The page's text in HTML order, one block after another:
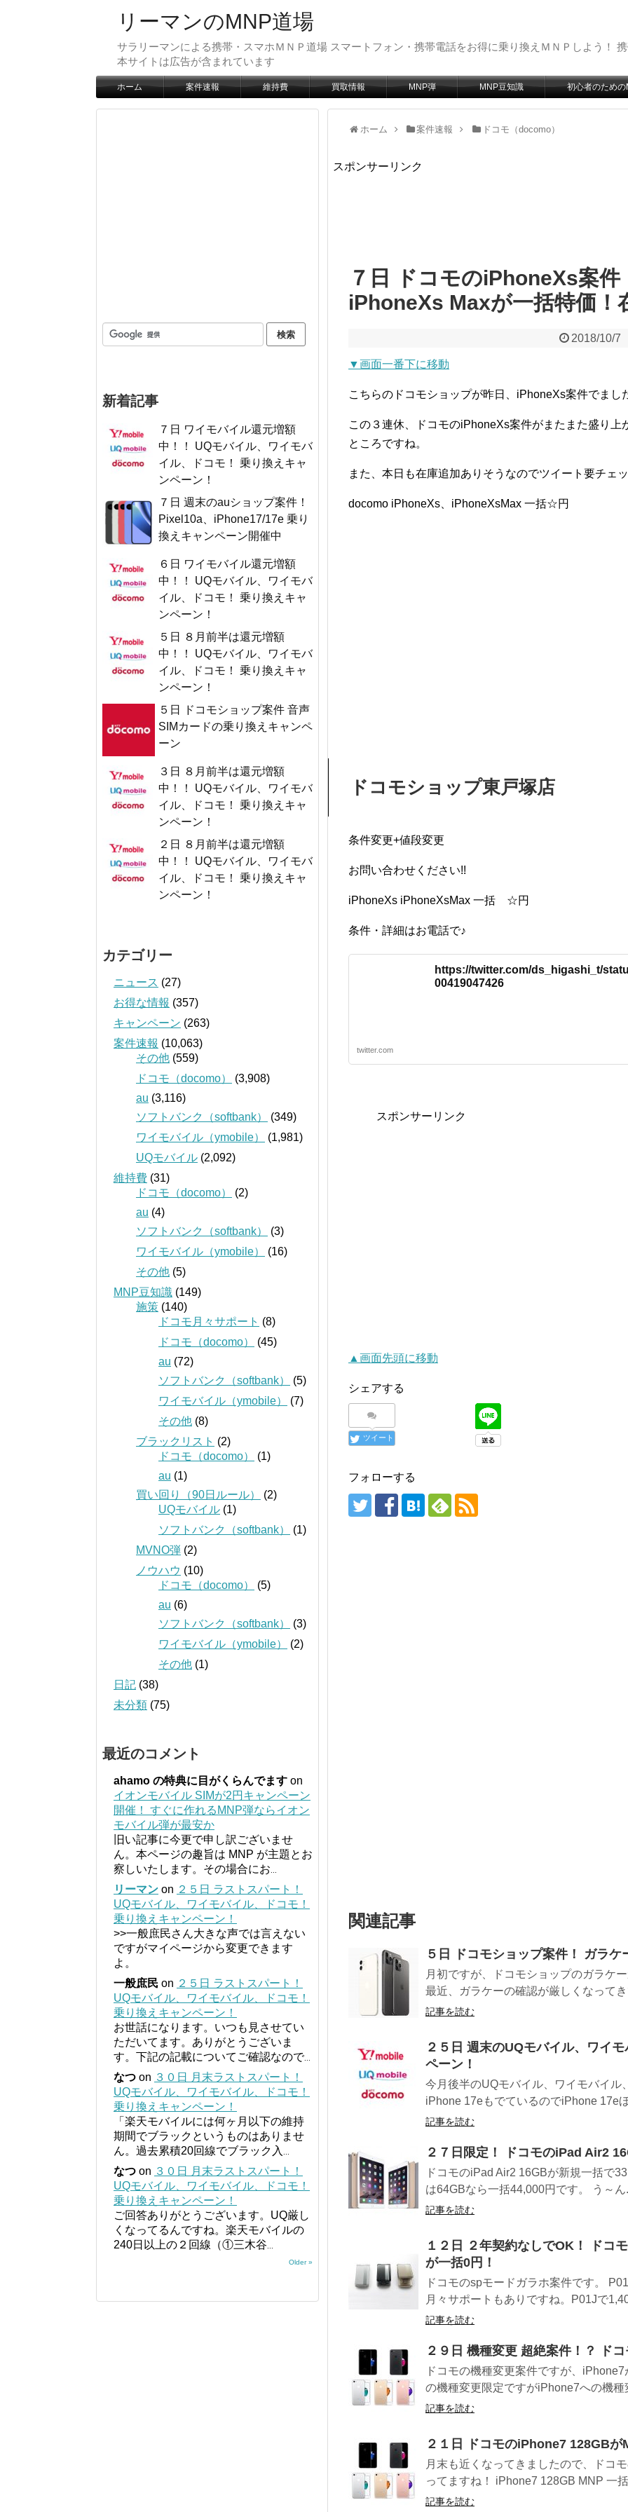
リーマンのMNP道場
サラリーマンによる携帯・スマホＭＮＰ道場 スマートフォン・携帯電話をお得に乗り換えＭＮＰしよう！
本サイトは広告が含まれています
ホーム 案件速報 維持費 買取情報 MNP弾 MNP豆知識 初心者のための
ホーム 案件速報 ドコモ（docomo）
スポンサーリンク
７日 ドコモのiPhoneXs案
iPhoneXs Maxが一括特価！
2018/10/7
▼画面一番下に移動
こちらのドコモショップが昨日、iPhoneXs案件でま
この３連休、ドコモのiPhoneXs案件がまたまた盛り
ところですね。
また、本日も在庫追加ありそうなのでツイート要チェ
docomo iPhoneXs、iPhoneXsMax 一括☆円
ドコモショップ東戸塚店
条件変更+値段変更
お問い合わせください!!
iPhoneXs iPhoneXsMax 一括 ☆円
条件・詳細はお電話で♪
https://twitter.com/ds_higashi_t/
00419047426
twitter.com
スポンサーリンク
▲画面先頭に移動
シェアする
ツイート
フォローする
関連記事
５日 ドコモショップ案件！ ガラ
月初ですが、ドコモショップのガラケ
最近、ガラケーの確認が厳しくなって
記事を読む
２５日 週末のUQモバイル、ワイ
ペーン！
今月後半のUQモバイル、ワイモバイ
iPhone 17eもでているのでiPhone 17e
記事を読む
２７日限定！ ドコモのiPad Air2
ドコモのiPad Air2 16GBが新規一括で
は64GBなら一括44,000円です。 う～ん
記事を読む
１２日 ２年契約なしでOK！ ドコ
が一括0円！
ドコモのspモードガラホ案件です。
月々サポートもありですね。P01Jで
記事を読む
２９日 機種変更 超絶案件！？ ド
ドコモの機種変更案件ですが、
の機種変更限定ですがiPhone7への機
記事を読む
２１日 ドコモのiPhone7 128GB
月末も近くなってきましたので、ドコ
ってますね！ iPhone7 128GB MNP 一
記事を読む
新着記事
７日 ワイモバイル還元増額
中！！ UQモバイル、ワイモバ
イル、ドコモ！ 乗り換えキャ
ンペーン！
７日 週末のauショップ案件！
Pixel10a、iPhone17/17e 乗り
換えキャンペーン開催中
６日 ワイモバイル還元増額
中！！ UQモバイル、ワイモバ
イル、ドコモ！ 乗り換えキャ
ンペーン！
５日 ８月前半は還元増額
中！！ UQモバイル、ワイモバ
イル、ドコモ！ 乗り換えキャ
ンペーン！
５日 ドコモショップ案件 音声
SIMカードの乗り換えキャンペ
ーン
３日 ８月前半は還元増額
中！！ UQモバイル、ワイモバ
イル、ドコモ！ 乗り換えキャ
ンペーン！
２日 ８月前半は還元増額
中！！ UQモバイル、ワイモバ
イル、ドコモ！ 乗り換えキャ
ンペーン！
カテゴリー
ニュース (27)
お得な情報 (357)
キャンペーン (263)
案件速報 (10,063)
その他 (559)
ドコモ（docomo）
(3,908)
au (3,116)
ソフトバンク（softbank）
(349)
ワイモバイル（ymobile）
(1,981)
UQモバイル (2,092)
維持費 (31)
ドコモ（docomo）
(2)
au (4)
ソフトバンク（softbank）
(3)
ワイモバイル（ymobile）
(16)
その他 (5)
MNP豆知識 (149)
施策 (140)
ドコモ月々サポート (8)
ドコモ（docomo）
(45)
au (72)
ソフトバンク（softbank）
(5)
ワイモバイル（ymobile）
(7)
その他 (8)
ブラックリスト (2)
ドコモ（docomo）
(1)
au (1)
買い回り（90日ルール）
(2)
UQモバイル (1)
ソフトバンク（softbank）
(1)
MVNO弾 (2)
ノウハウ (10)
ドコモ（docomo）
(5)
au (6)
ソフトバンク（softbank）
(3)
ワイモバイル（ymobile）
(2)
その他 (1)
日記 (38)
未分類 (75)
最近のコメント
ahamo の特典に目がくらんでます on
イオンモバイル SIMが2円キャンペーン
開催！ すぐに作れるMNP弾ならイオン
モバイル弾が最安か
旧い記事に今更で申し訳ございませ
ん。本ページの趣旨は MNP が主題とお
察しいたします。その場合にお
リーマン on ２５日 ラストスパート！
UQモバイル、ワイモバイル、ドコモ！
乗り換えキャンペーン！
>>一般庶民さん大きな声では言えない
ですがマイページから変更できます
よ。
一般庶民 on ２５日 ラストスパート！
UQモバイル、ワイモバイル、ドコモ！
乗り換えキャンペーン！
お世話になります。いつも見させてい
ただいてます。ありがとうございま
す。下記の記載についてご確認なので...
なつ on ３０日 月末ラストスパート！
UQモバイル、ワイモバイル、ドコモ！
乗り換えキャンペーン！
「楽天モバイルには何ヶ月以下の維持
期間でブラックというものはありませ
ん。過去累積20回線でブラック入
なつ on ３０日 月末ラストスパート！
UQモバイル、ワイモバイル、ドコモ！
乗り換えキャンペーン！
ご回答ありがとうございます。UQ厳し
くなってるんですね。楽天モバイルの
240日以上の２回線（①三木谷
Older »